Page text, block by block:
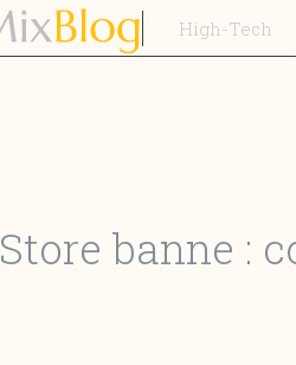
High-Tech
Store banne :